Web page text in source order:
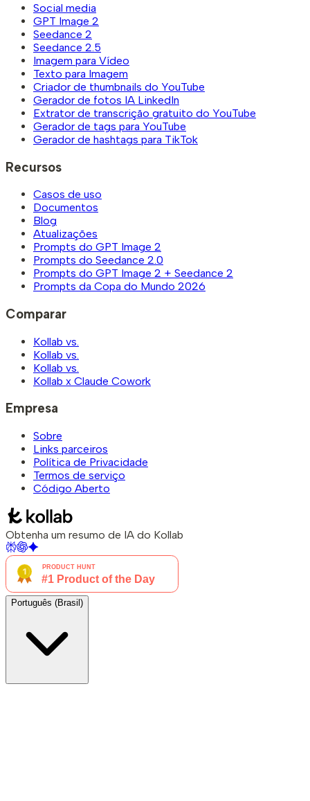
Social media
GPT Image 2
Seedance 2
Seedance 2.5
Imagem para Vídeo
Texto para Imagem
Criador de thumbnails do YouTube
Gerador de fotos IA LinkedIn
Extrator de transcrição gratuito do YouTube
Gerador de tags para YouTube
Gerador de hashtags para TikTok
Recursos
Casos de uso
Documentos
Blog
Atualizações
Prompts do GPT Image 2
Prompts do Seedance 2.0
Prompts do GPT Image 2 + Seedance 2
Prompts da Copa do Mundo 2026
Comparar
Kollab vs.
Kollab vs.
Kollab vs.
Kollab x Claude Cowork
Empresa
Sobre
Links parceiros
Política de Privacidade
Termos de serviço
Código Aberto
Obtenha um resumo de IA do Kollab
Português (Brasil)